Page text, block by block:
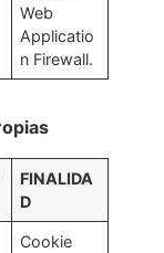
Web
Applicatio
n Firewall.
FINALIDA
D
Cookie